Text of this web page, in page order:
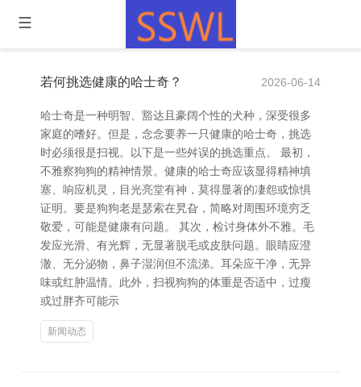
若何挑选健康的哈士奇？ 2026-06-14
哈士奇是一种明智、豁达且豪阔个性的犬种，深受很多
家庭的嗜好。但是，念念要养一只健康的哈士奇，挑选
时必须很是扫视。以下是一些舛误的挑选重点。 最初，
不雅察狗狗的精神情景。健康的哈士奇应该显得精神填
塞、响应机灵，目光亮堂有神，莫得显著的凄怨或惊惧
证明。要是狗狗老是瑟索在旯旮，简略对周围环境穷乏
敬爱，可能是健康有问题。 其次，检讨身体外不雅。毛
发应光滑、有光辉，无显著脱毛或皮肤问题。眼睛应澄
澈、无分泌物，鼻子湿润但不流涕。耳朵应干净，无异
味或红肿温情。此外，扫视狗狗的体重是否适中，过瘦
或过胖齐可能示
新闻动态